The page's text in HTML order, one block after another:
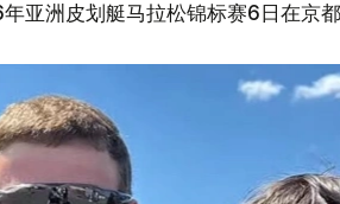
亚洲皮划艇马拉松锦标赛6日在京